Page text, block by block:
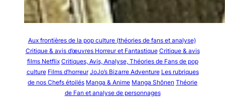
Aux frontières de la pop culture (théories de fans et analyse)
Critique & avis d’œuvres Horreur et Fantastique Critique & avis
films Netflix Critiques, Avis, Analyse, Théories de Fans de pop
culture Films d’horreur JoJo’s Bizarre Adventure Les rubriques
de nos Chefs étoilés Manga & Anime Manga Shônen Théorie
de Fan et analyse de personnages